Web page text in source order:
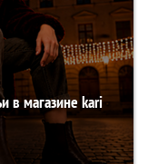
в магазине kari